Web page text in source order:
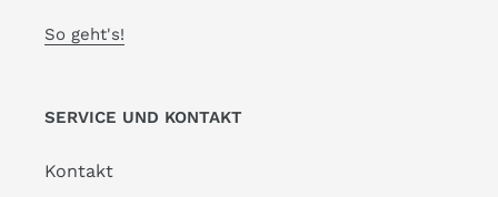
So geht's!
SERVICE UND KONTAKT
Kontakt